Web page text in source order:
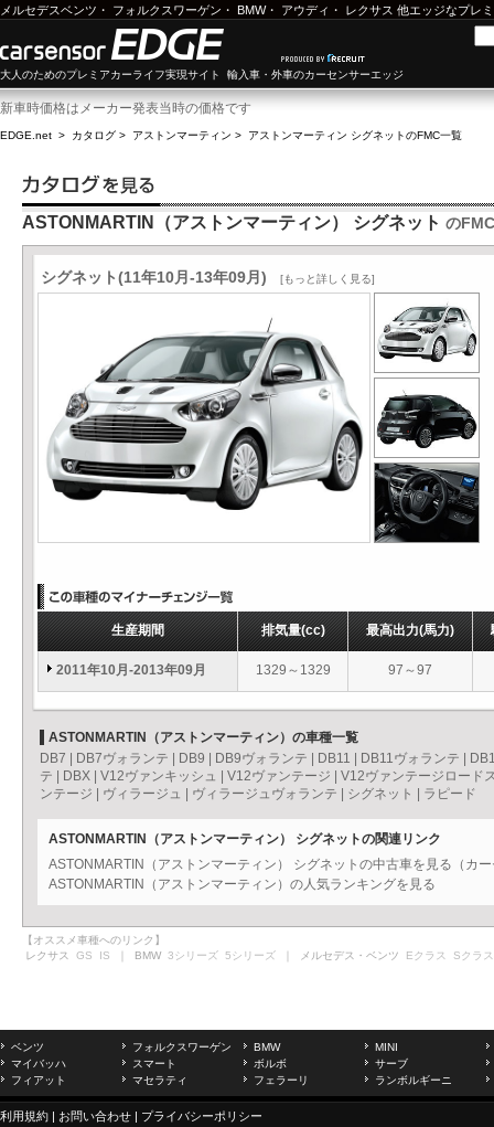
メルセデスベンツ ・ フォルクスワーゲン ・ BMW・ アウディ ・ レクサス 他エッジなプレ
大人のためのプレミアカーライフ実現サイト 輸入車・外車のカーセンサーエッジ
新車時価格はメーカー発表当時の価格です
EDGE.net > カタログ > アストンマーティン > アストンマーティン シグネットのFMC一覧
ASTONMARTIN（アストンマーティン） シグネット の
シグネット(11年10月-13年09月) [もっと詳しく見る]
生産期間 排気量(cc) 最高出力(馬力)
2011年10月-2013年09月 1329～1329 97～97
ASTONMARTIN（アストンマーティン）の車種一覧
DB7
DB7ヴォランテ DB9 DB9ヴォランテ DB11 DB11ヴォランテ
テ
DBX V12ヴァンキッシュ V12ヴァンテージ
V12ヴァンテージロード
ンテージ
ヴィラージュ ヴィラージュヴォランテ シグネット ラピード
ASTONMARTIN（アストンマーティン） シグネットの関連リンク
ASTONMARTIN（アストンマーティン） シグネットの中古車を見る（カ
ASTONMARTIN（アストンマーティン）の人気ランキングを見る
【オススメ車種へのリンク】
レクサス GS IS ｜ BMW 3シリーズ 5シリーズ ｜ メルセデス・ベンツ Eクラス Sクラス
ベンツ フォルクスワーゲン BMW
MINI
マイバッハ
スマート ボルボ
サーブ
フィアット
マセラティ フェラーリ ランボルギーニ
利用規約 | お問い合わせ | プライバシーポリシー